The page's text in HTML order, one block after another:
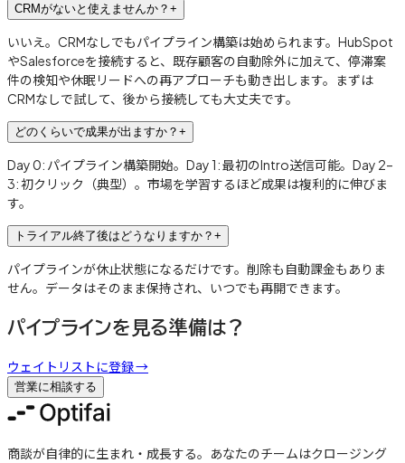
CRMがないと使えませんか？ +
いいえ。CRMなしでもパイプライン構築は始められます。HubSpot
やSalesforceを接続すると、既存顧客の自動除外に加えて、停滞案
件の検知や休眠リードへの再アプローチも動き出します。まずは
CRMなしで試して、後から接続しても大丈夫です。
どのくらいで成果が出ますか？ +
Day 0: パイプライン構築開始。Day 1: 最初のIntro送信可能。Day 2–
3: 初クリック（典型）。市場を学習するほど成果は複利的に伸びま
す。
トライアル終了後はどうなりますか？ +
パイプラインが休止状態になるだけです。削除も自動課金もありま
せん。データはそのまま保持され、いつでも再開できます。
パイプラインを見る準備は？
ウェイトリストに登録→
営業に相談する
商談が自律的に生まれ・成長する。あなたのチームはクロージング